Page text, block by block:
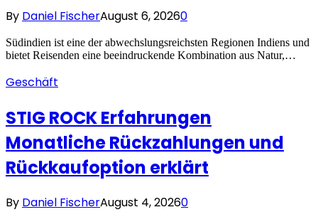
By Daniel FischerAugust 6, 20260
Südindien ist eine der abwechslungsreichsten Regionen Indiens und
bietet Reisenden eine beeindruckende Kombination aus Natur,…
Geschäft
STIG ROCK Erfahrungen
Monatliche Rückzahlungen und
Rückkaufoption erklärt
By Daniel FischerAugust 4, 20260